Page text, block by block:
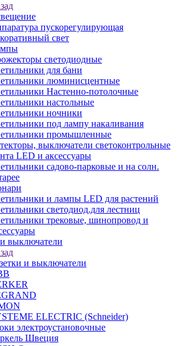
пускорегулирующая
свет
светодиодные
для бани
люминисцентные
Настенно-потолочные
настольные
ночники
под лампу накаливания
промышленные
выключатели светоконтрольные
LED и аксессуары
садово-парковые и на солн.
и лампы LED для растений
светодиод.для лестниц
трековые, шинопровод и
выключатели
и выключатели
ELECTRIC (Schneider)
электроустановочные
Швеция